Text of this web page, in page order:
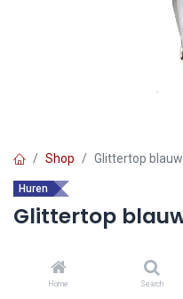
Home Search
Shop Glittertop
Huren
Glittertop
Ontdek de voordelen van